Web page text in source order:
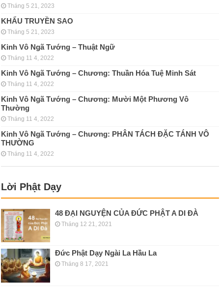
Tháng 5 21, 2023
KHẨU TRUYỀN SAO
Tháng 5 21, 2023
Kinh Vô Ngã Tướng – Thuật Ngữ
Tháng 11 4, 2022
Kinh Vô Ngã Tướng – Chương: Thuần Hóa Tuệ Minh Sát
Tháng 11 4, 2022
Kinh Vô Ngã Tướng – Chương: Mười Một Phương Vô
Thường
Tháng 11 4, 2022
Kinh Vô Ngã Tướng – Chương: PHÂN TÁCH ÐẶC TÁNH VÔ
THƯỜNG
Tháng 11 4, 2022
Lời Phật Dạy
48 ĐẠI NGUYỆN CỦA ĐỨC PHẬT A DI ĐÀ
Tháng 12 21, 2021
Đức Phật Dạy Ngài La Hầu La
Tháng 8 17, 2021